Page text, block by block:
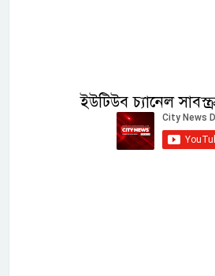
ইউটিউব চ্যানেল